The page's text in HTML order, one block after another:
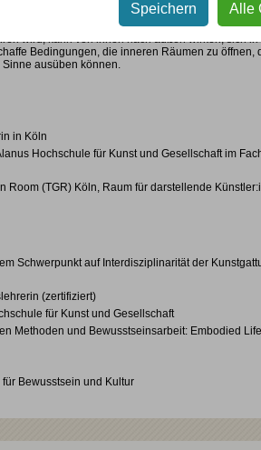
Mögliche leicht und das Leichte elegant
Bewusstsein und das eigene Potential
wird, kann von innen nach außen wirken, sich
Bedingungen, die inneren Räumen zu öffnen,
Sinne ausüben können.
in Köln
Hochschule für Kunst und Gesellschaft im
Room (TGR) Köln, Raum für darstellende
Schwerpunkt auf Interdisziplinarität der
(zertifiziert)
für Kunst und Gesellschaft
Methoden und Bewusstseinsarbeit: Embodied
Bewusstsein und Kultur
Speichern Alle